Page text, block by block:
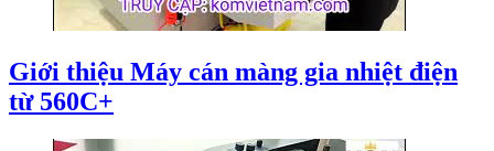
Giới thiệu Máy cán màng gia nhiệt điện
từ 560C+